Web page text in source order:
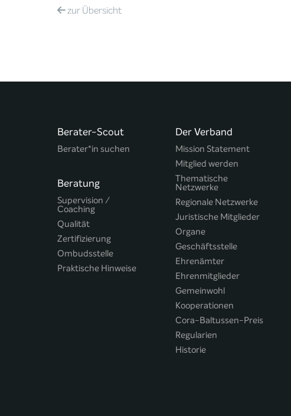
zurÜbersicht
Berater-Scout
Berater*in suchen
Beratung
Supervision /
Coaching
Qualität
Zertifizierung
Ombudsstelle
Praktische Hinweise
Der Verband
Mission Statement
Mitglied werden
Thematische
Netzwerke
Regionale Netzwerke
Juristische Mitglieder
Organe
Geschäftsstelle
Ehrenämter
Ehrenmitglieder
Gemeinwohl
Kooperationen
Cora-Baltussen-Preis
Regularien
Historie